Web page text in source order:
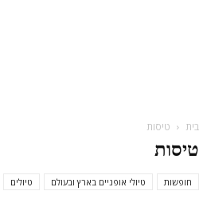
בית טיסות
טיסות
חופשות טיולי אופניים בארץ ובעולם טיולים